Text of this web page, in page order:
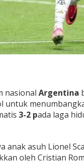
R
,
1
i
t
M
h
nasional Argentina
untuk
3-2 pada laga
anak asuh Lionel
oleh Cristian